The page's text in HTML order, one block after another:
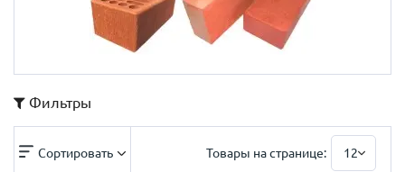
Фильтры
Сортировать Товары на странице: 12